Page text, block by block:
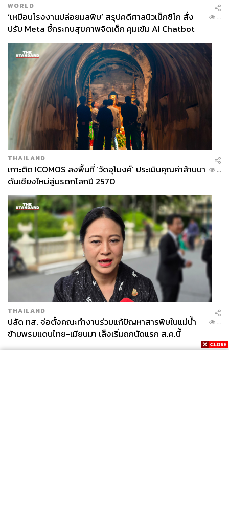
WORLD
‘เหมือนโรงงานปล่อยมลพิษ’ สรุปคดีศาลนิวเม็กซิโก สั่ง
ปรับ Meta ชี้กระทบสุขภาพจิตเด็ก คุมเข้ม AI Chatbot
...
THAILAND
เกาะติด ICOMOS ลงพื้นที่ ‘วัดอุโมงค์’ ประเมินคุณค่าล้านนา
ดันเชียงใหม่สู่มรดกโลกปี 2570
...
THAILAND
ปลัด ทส. จ่อตั้งคณะทำงานร่วมแก้ปัญหาสารพิษในแม่น้ำ
ข้ามพรมแดนไทย-เมียนมา เล็งเริ่มถกนัดแรก ส.ค.นี้
...